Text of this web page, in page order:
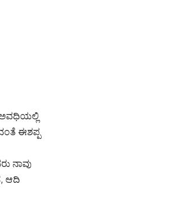
ಅವಧಿಯಲ್ಲಿ
ಈಶಪ್ಪ
ನಾವು
ಆದಿ